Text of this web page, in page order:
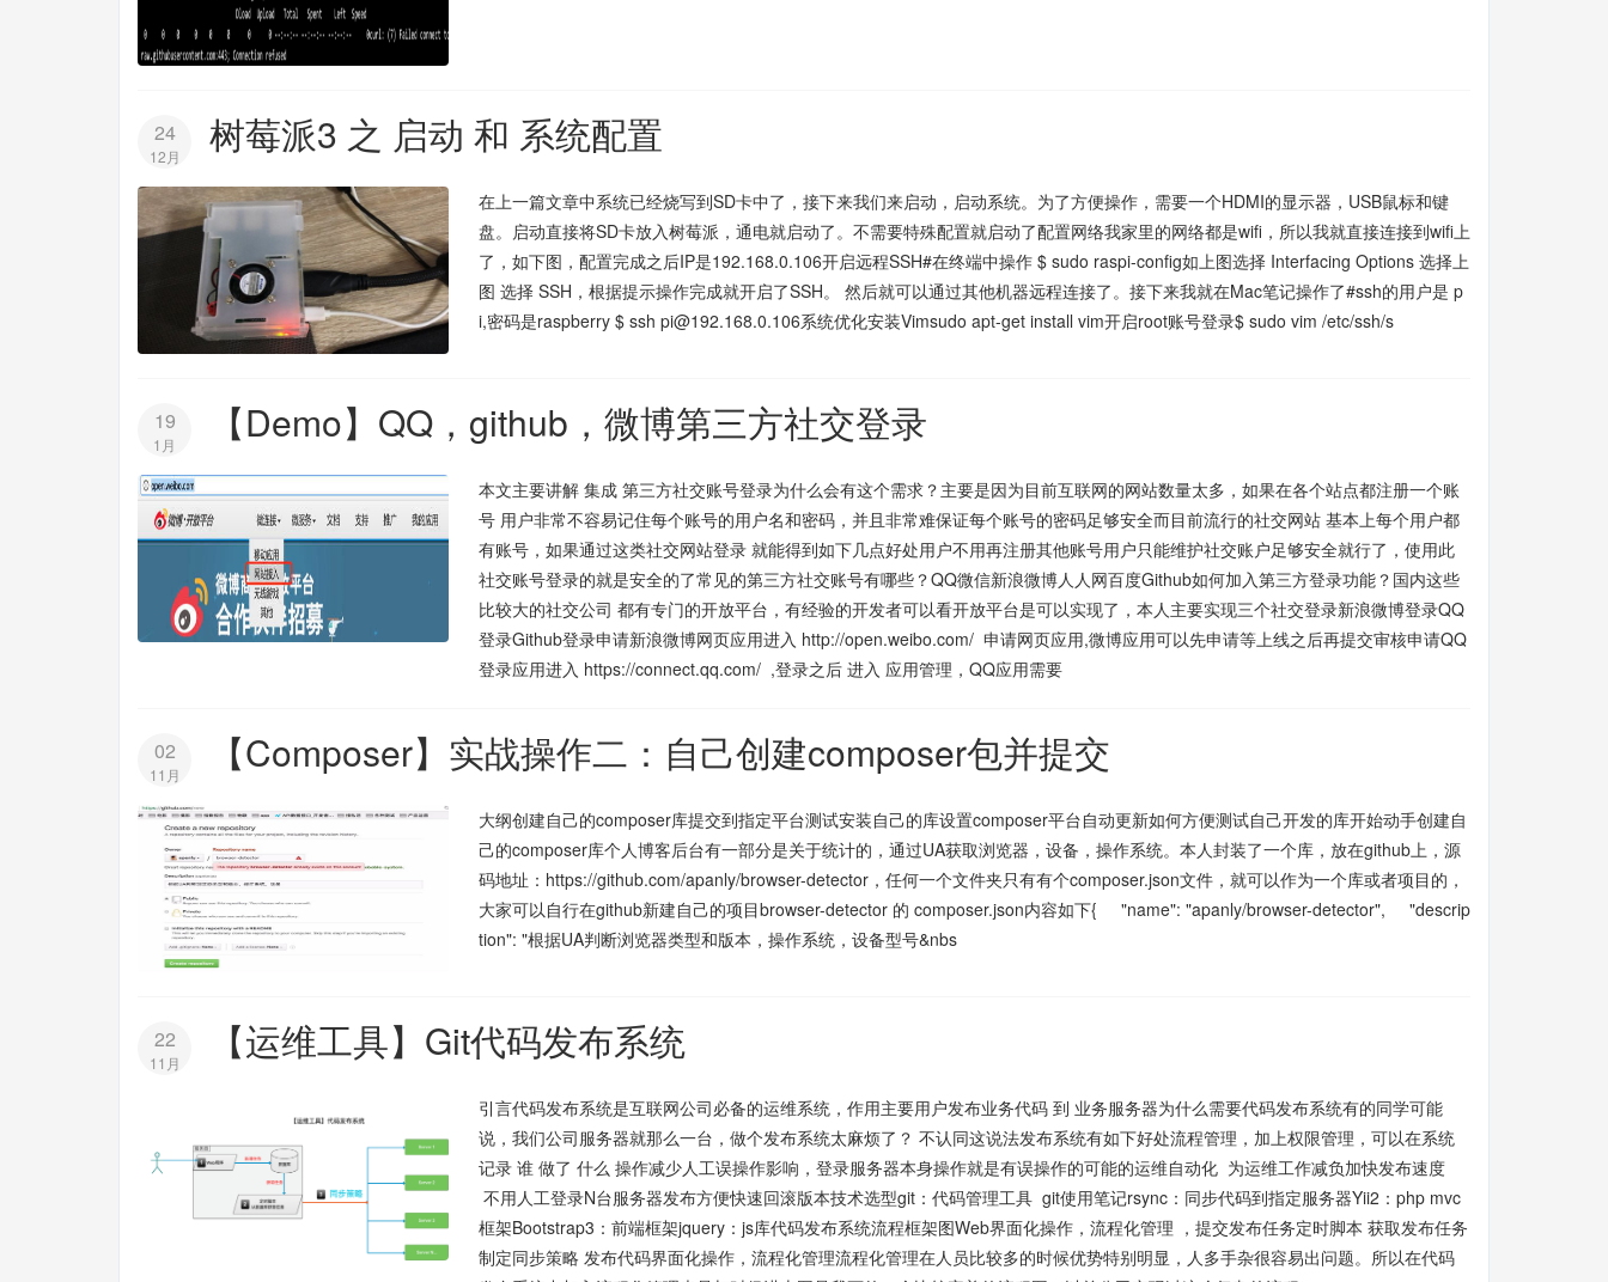
24
12月 树莓派3 之 启动 和 系统配置
在上一篇文章中系统已经烧写到SD卡中了，接下来我们来启动，启动系统。为了方便操作，需要一个HDMI的显示器，USB鼠标和键
盘。启动直接将SD卡放入树莓派，通电就启动了。不需要特殊配置就启动了配置网络我家里的网络都是wifi，所以我就直接连接到wifi上
了，如下图，配置完成之后IP是192.168.0.106开启远程SSH#在终端中操作 $ sudo raspi-config如上图选择 Interfacing Options 选择上
图 选择 SSH，根据提示操作完成就开启了SSH。 然后就可以通过其他机器远程连接了。接下来我就在Mac笔记操作了#ssh的用户是 p
i,密码是raspberry $ ssh pi@192.168.0.106系统优化安装Vimsudo apt-get install vim开启root账号登录$ sudo vim /etc/ssh/s
19
1月 【Demo】QQ，github，微博第三方社交登录
本文主要讲解 集成 第三方社交账号登录为什么会有这个需求？主要是因为目前互联网的网站数量太多，如果在各个站点都注册一个账
号 用户非常不容易记住每个账号的用户名和密码，并且非常难保证每个账号的密码足够安全而目前流行的社交网站 基本上每个用户都
有账号，如果通过这类社交网站登录 就能得到如下几点好处用户不用再注册其他账号用户只能维护社交账户足够安全就行了，使用此
社交账号登录的就是安全的了常见的第三方社交账号有哪些？QQ微信新浪微博人人网百度Github如何加入第三方登录功能？国内这些
比较大的社交公司 都有专门的开放平台，有经验的开发者可以看开放平台是可以实现了，本人主要实现三个社交登录新浪微博登录QQ
登录Github登录申请新浪微博网页应用进入 http://open.weibo.com/ 申请网页应用,微博应用可以先申请等上线之后再提交审核申请QQ
登录应用进入 https://connect.qq.com/ ,登录之后 进入 应用管理，QQ应用需要
02
11月 【Composer】实战操作二：自己创建composer包并提交
大纲创建自己的composer库提交到指定平台测试安装自己的库设置composer平台自动更新如何方便测试自己开发的库开始动手创建自
己的composer库个人博客后台有一部分是关于统计的，通过UA获取浏览器，设备，操作系统。本人封装了一个库，放在github上，源
码地址：https://github.com/apanly/browser-detector，任何一个文件夹只有有个composer.json文件，就可以作为一个库或者项目的，
大家可以自行在github新建自己的项目browser-detector 的 composer.json内容如下{ "name": "apanly/browser-detector", "descrip
tion": "根据UA判断浏览器类型和版本，操作系统，设备型号&nbs
22
11月 【运维工具】Git代码发布系统
引言代码发布系统是互联网公司必备的运维系统，作用主要用户发布业务代码 到 业务服务器为什么需要代码发布系统有的同学可能
说，我们公司服务器就那么一台，做个发布系统太麻烦了？ 不认同这说法发布系统有如下好处流程管理，加上权限管理，可以在系统
记录 谁 做了 什么 操作减少人工误操作影响，登录服务器本身操作就是有误操作的可能的运维自动化 为运维工作减负加快发布速度
不用人工登录N台服务器发布方便快速回滚版本技术选型git：代码管理工具 git使用笔记rsync：同步代码到指定服务器Yii2：php mvc
框架Bootstrap3：前端框架jquery：js库代码发布系统流程框架图Web界面化操作，流程化管理 ，提交发布任务定时脚本 获取发布任务
制定同步策略 发布代码界面化操作，流程化管理流程化管理在人员比较多的时候优势特别明显，人多手杂很容易出问题。所以在代码